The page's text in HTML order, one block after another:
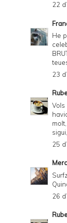
22
He
23
25
26